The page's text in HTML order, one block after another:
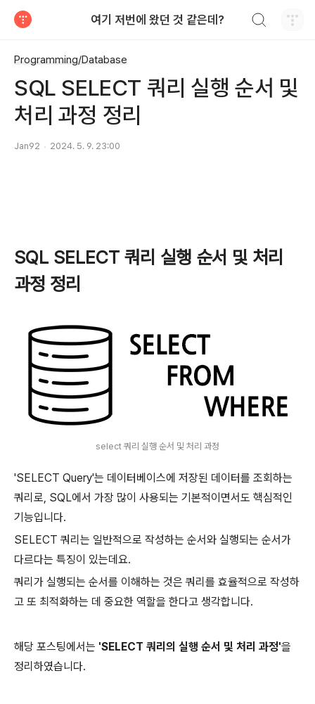
여기 저번에 왔던 것 같은데?
Programming/Database
SQL SELECT 쿼리 실행 순서 및
처리 과정 정리
Jan92 2024. 5. 9. 23:00
SQL SELECT 쿼리 실행 순서 및 처리
과정 정리
select 쿼리 실행 순서 및 처리 과정
'SELECT Query'는 데이터베이스에 저장된 데이터를 조회하는
쿼리로, SQL에서 가장 많이 사용되는 기본적이면서도 핵심적인
기능입니다.
SELECT 쿼리는 일반적으로 작성하는 순서와 실행되는 순서가
다르다는 특징이 있는데요.
쿼리가 실행되는 순서를 이해하는 것은 쿼리를 효율적으로 작성하
고 또 최적화하는 데 중요한 역할을 한다고 생각합니다.
해당 포스팅에서는 'SELECT 쿼리의 실행 순서 및 처리 과정'을
정리하였습니다.